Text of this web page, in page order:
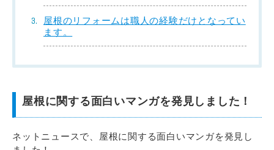
屋根のリフォームは職人の経験だけとなってい
ます。
屋根に関する面白いマンガを発見しました！
ネットニュースで、屋根に関する面白いマンガを発見し